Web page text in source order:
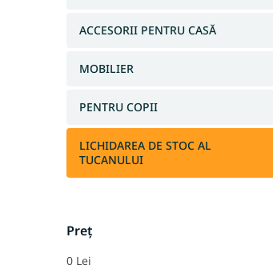
ACCESORII PENTRU CASĂ
MOBILIER
PENTRU COPII
LICHIDAREA DE STOC AL
TUCANULUI
Preţ
0 Lei